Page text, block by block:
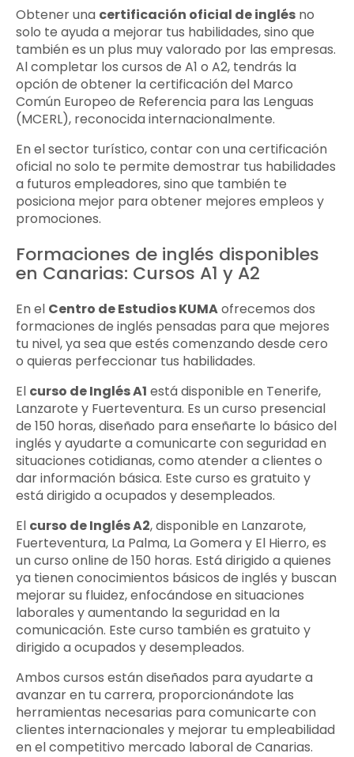
Obtener una certificación oficial de inglés no
solo te ayuda a mejorar tus habilidades, sino que
también es un plus muy valorado por las empresas.
Al completar los cursos de A1 o A2, tendrás la
opción de obtener la certificación del Marco
Común Europeo de Referencia para las Lenguas
(MCERL), reconocida internacionalmente.
En el sector turístico, contar con una certificación
oficial no solo te permite demostrar tus habilidades
a futuros empleadores, sino que también te
posiciona mejor para obtener mejores empleos y
promociones.
Formaciones de inglés disponibles
en Canarias: Cursos A1 y A2
En el Centro de Estudios KUMAofrecemos dos
formaciones de inglés pensadas para que mejores
tu nivel, ya sea que estés comenzando desde cero
o quieras perfeccionar tus habilidades.
El curso de Inglés A1 está disponible en Tenerife,
Lanzarote y Fuerteventura. Es un curso presencial
de 150 horas, diseñado para enseñarte lo básico del
inglés y ayudarte a comunicarte con seguridad en
situaciones cotidianas, como atender a clientes o
dar información básica. Este curso es gratuito y
está dirigido a ocupados y desempleados.
El curso de Inglés A2, disponible en Lanzarote,
Fuerteventura, La Palma, La Gomera y El Hierro, es
un curso online de 150 horas. Está dirigido a quienes
ya tienen conocimientos básicos de inglés y buscan
mejorar su fluidez, enfocándose en situaciones
laborales y aumentando la seguridad en la
comunicación. Este curso también es gratuito y
dirigido a ocupados y desempleados.
Ambos cursos están diseñados para ayudarte a
avanzar en tu carrera, proporcionándote las
herramientas necesarias para comunicarte con
clientes internacionales y mejorar tu empleabilidad
en el competitivo mercado laboral de Canarias.